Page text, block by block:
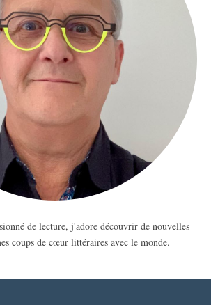
de lecture, j'adore découvrir de nouvelles
coups de cœur littéraires avec le monde.